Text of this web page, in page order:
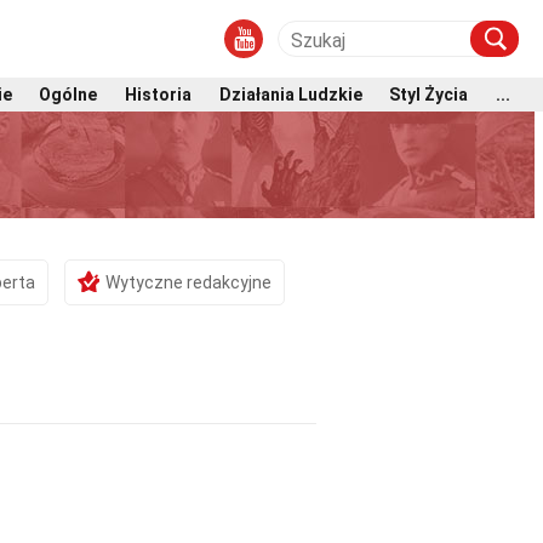
Ogólne Historia Działania Ludzkie Styl Życia ...
Wytyczne redakcyjne